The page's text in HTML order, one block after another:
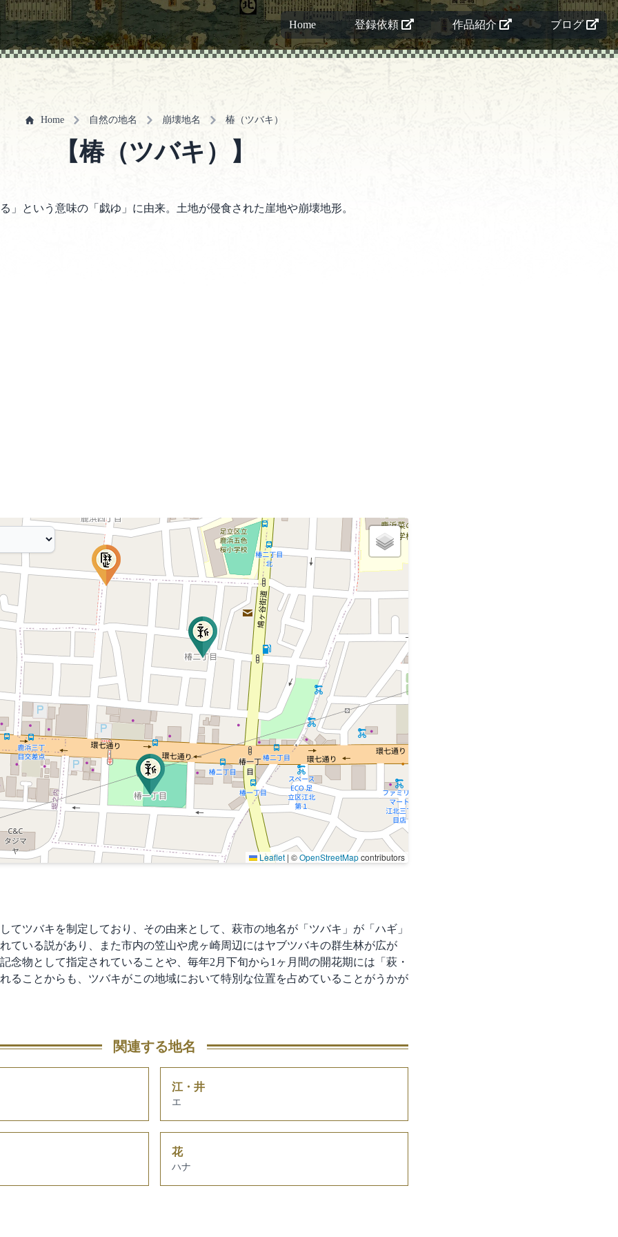
Home 登録依頼 作品紹介 ブログ
Home 自然の地名 崩壊地名 椿（ツバキ）
【椿（ツバキ）】
」という意味の「戯ゆ」に由来。土地が侵食された崖地や崩壊地形。
Leaflet | ©OpenStreetMapcontributors
てツバキを制定しており、その由来として、萩市の地名が「ツバキ」が「ハギ」
ている説があり、また市内の笠山や虎ヶ崎周辺にはヤブツバキの群生林が広が
念物として指定されていることや、毎年2月下旬から1ヶ月間の開花期には「萩・
ることからも、ツバキがこの地域において特別な位置を占めていることがうかが
関連する地名
江・井
エ
花
ハナ